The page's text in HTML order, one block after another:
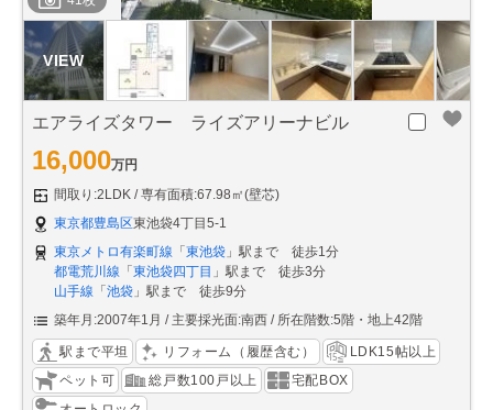
エアライズタワー ライズアリーナビル
16,000万円
間取り:2LDK
専有面積:67.98㎡(壁芯)
東京都豊島区東池袋4丁目5-1
東京メトロ有楽町線 「 東池袋 」駅まで 徒歩1分
都電荒川線 「 東池袋四丁目 」駅まで 徒歩3分
山手線 「 池袋 」駅まで 徒歩9分
築年月:2007年1月
主要採光面:南西 所在階数:5階・地上42階
駅まで平坦 リフォーム（履歴含む）
LDK15帖以上
ペット可
総戸数100戸以上
宅配BOX